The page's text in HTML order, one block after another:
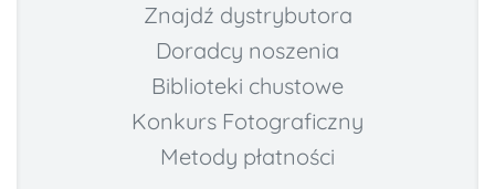
Znajdź dystrybutora
Doradcy noszenia
Biblioteki chustowe
Konkurs Fotograficzny
Metody płatności